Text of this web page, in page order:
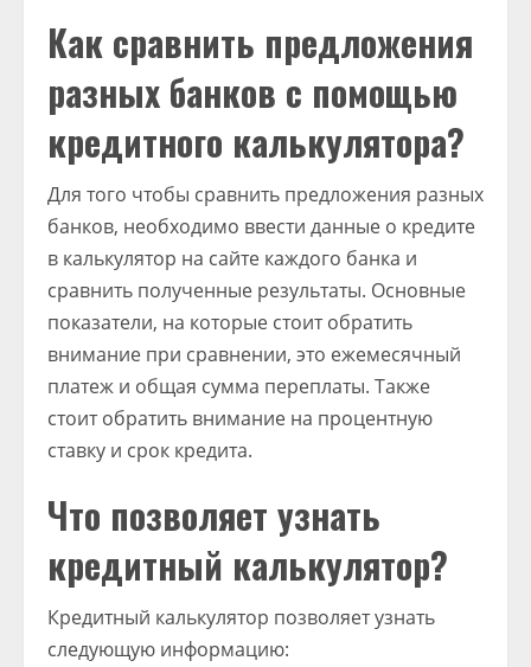
Как сравнить предложения
разных банков с помощью
кредитного калькулятора?
Для того чтобы сравнить предложения разных
банков, необходимо ввести данные о кредите
в калькулятор на сайте каждого банка и
сравнить полученные результаты. Основные
показатели, на которые стоит обратить
внимание при сравнении, это ежемесячный
платеж и общая сумма переплаты. Также
стоит обратить внимание на процентную
ставку и срок кредита.
Что позволяет узнать
кредитный калькулятор?
Кредитный калькулятор позволяет узнать
следующую информацию: